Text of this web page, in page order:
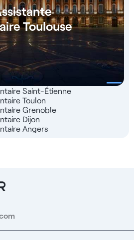
Toulouse
Saint-Étienne
Toulon
Grenoble
Dijon
Angers